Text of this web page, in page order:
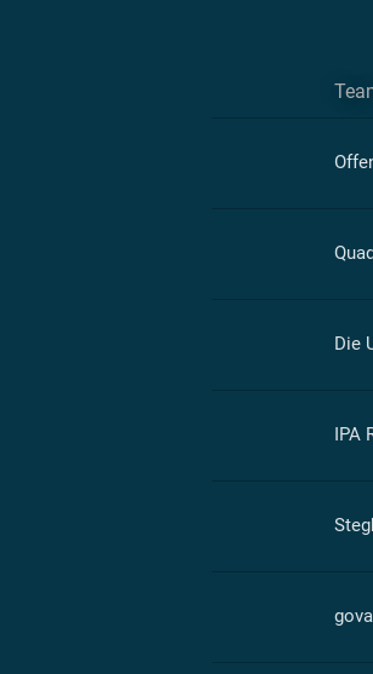
Die
IPA
gova